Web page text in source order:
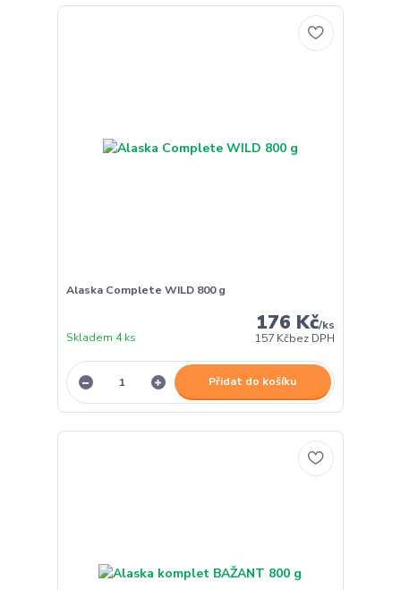
Alaska Complete WILD 800 g
176 Kč/ks
157 Kčbez DPH
Skladem 4 ks
Přidat do košíku